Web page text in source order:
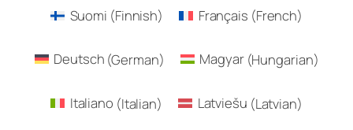
Suomi (Finnish) Français (French)
Deutsch (German) Magyar(Hungarian)
Italiano (Italian) Latviešu (Latvian)